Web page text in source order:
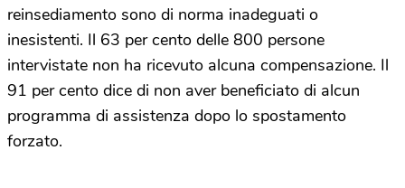
reinsediamento sono di norma inadeguati o
inesistenti. Il 63 per cento delle 800 persone
intervistate non ha ricevuto alcuna compensazione. Il
91 per cento dice di non aver beneficiato di alcun
programma di assistenza dopo lo spostamento
forzato.